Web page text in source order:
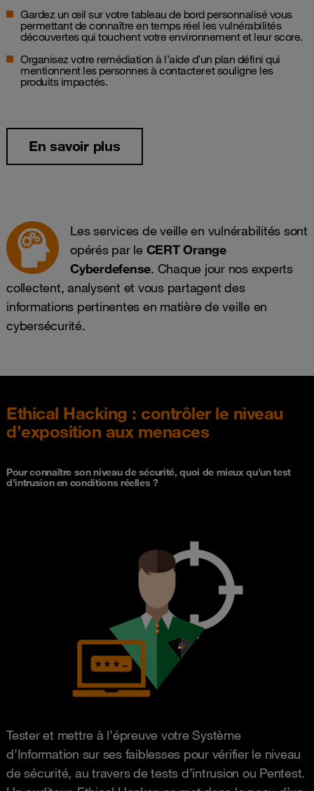
Gardez un œil sur votre tableau de bord personnalisé vous
permettant de connaître en temps réel les vulnérabilités
découvertes qui touchent votre environnement et leur score.
Organisez votre remédiation à l’aide d’un plan défini qui
mentionnent les personnes à contacter et souligne les
produits impactés.
En savoir plus
Les services de veille en vulnérabilités sont
opérés par le CERT Orange
Cyberdefense. Chaque jour nos experts
collectent, analysent et vous partagent des
informations pertinentes en matière de veille en
cybersécurité.
Ethical Hacking : contrôler le niveau
d’exposition aux menaces
Pour connaître son niveau de sécurité, quoi de mieux qu’un test
d’intrusion en conditions réelles ?
Tester et mettre à l’épreuve votre Système
d’Information sur ses faiblesses pour vérifier le niveau
de sécurité, au travers de tests d’intrusion ou Pentest.